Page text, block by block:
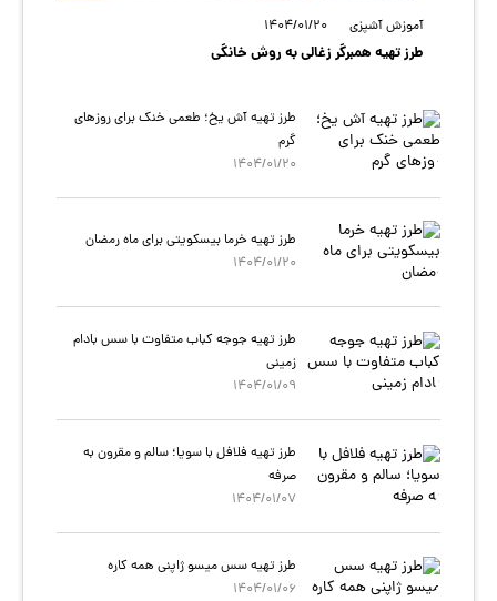
آموزش آشپزی 1404/01/20
طرز تهیه همبرگر زغالی به روش خانگی
طرز تهیه آش یخ؛ طعمی خنک برای روزهای
گرم
1404/01/20
طرز تهیه خرما بیسکویتی برای ماه رمضان
1404/01/20
طرز تهیه جوجه کباب متفاوت با سس بادام
زمینی
1404/01/09
طرز تهیه فلافل با سویا؛ سالم و مقرون‌ به
صرفه
1404/01/07
طرز تهیه سس میسو ژاپنی همه کاره
1404/01/06